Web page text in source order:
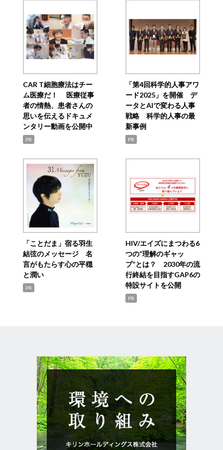
CAR T細胞療法はチー
ム医療だ！ 医療従事
者の情熱、患者さんの
思いを伝えるドキュメ
ンタリー動画を公開中
PR
「第4回科学的人事アワ
ード2025」を開催 デ
ータとAIで変わる人事
戦略 科学的人事の最
新事例
PR
「ことだま」宿る羽生
結弦のメッセージ 名
言がもたらす心の平穏
と潤い
PR
HIV/エイズにまつわる6
つの“理解のギャッ
プ”とは？ 2030年の流
行終結を目指すGAP6の
特設サイトを公開
PR